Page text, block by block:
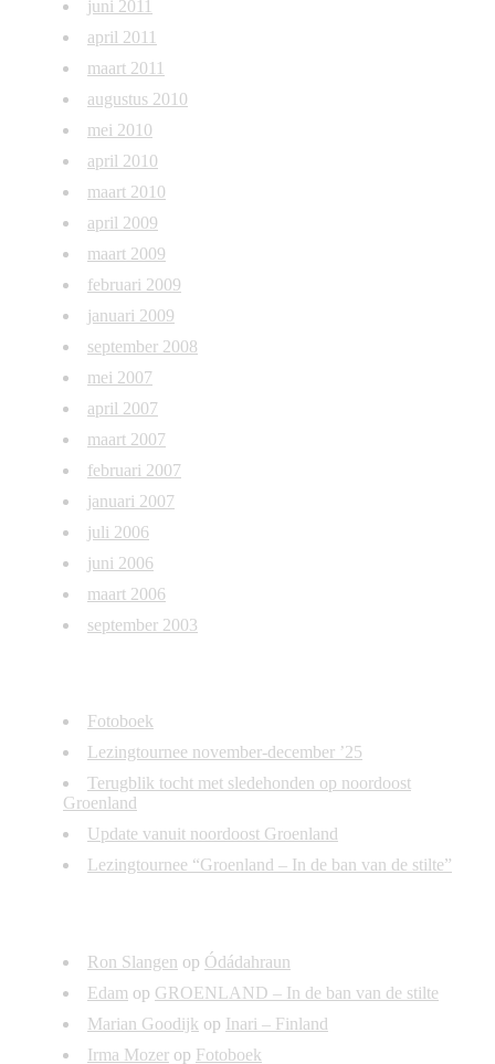
juni 2011
april 2011
maart 2011
augustus 2010
mei 2010
april 2010
maart 2010
april 2009
maart 2009
februari 2009
januari 2009
september 2008
mei 2007
april 2007
maart 2007
februari 2007
januari 2007
juli 2006
juni 2006
maart 2006
september 2003
Fotoboek
Lezingtournee november-december ’25
Terugblik tocht met sledehonden op noordoost
Groenland
Update vanuit noordoost Groenland
Lezingtournee “Groenland – In de ban van de stilte”
Ron Slangen op Ódádahraun
Edam op GROENLAND – In de ban van de stilte
Marian Goodijk op Inari – Finland
Irma Mozer op Fotoboek